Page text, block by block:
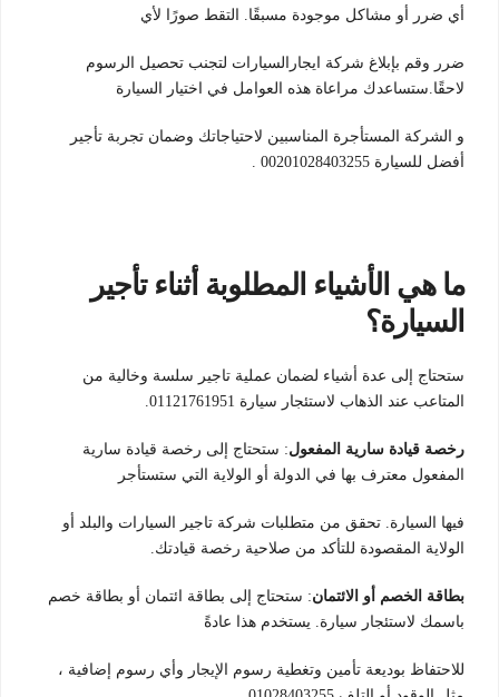
أي ضرر أو مشاكل موجودة مسبقًا. التقط صورًا لأي
ضرر وقم بإبلاغ شركة ايجارالسيارات لتجنب تحصيل الرسوم
لاحقًا.ستساعدك مراعاة هذه العوامل في اختيار السيارة
و الشركة المستأجرة المناسبين لاحتياجاتك وضمان تجربة تأجير
أفضل للسيارة 00201028403255 .
ما هي الأشياء المطلوبة أثناء تأجير
السيارة؟
ستحتاج إلى عدة أشياء لضمان عملية تاجير سلسة وخالية من
المتاعب عند الذهاب لاستئجار سيارة 01121761951.
رخصة قيادة سارية المفعول: ستحتاج إلى رخصة قيادة سارية
المفعول معترف بها في الدولة أو الولاية التي ستستأجر
فيها السيارة. تحقق من متطلبات شركة تاجير السيارات والبلد أو
الولاية المقصودة للتأكد من صلاحية رخصة قيادتك.
بطاقة الخصم أو الائتمان: ستحتاج إلى بطاقة ائتمان أو بطاقة خصم
باسمك لاستئجار سيارة. يستخدم هذا عادةً
للاحتفاظ بوديعة تأمين وتغطية رسوم الإيجار وأي رسوم إضافية ،